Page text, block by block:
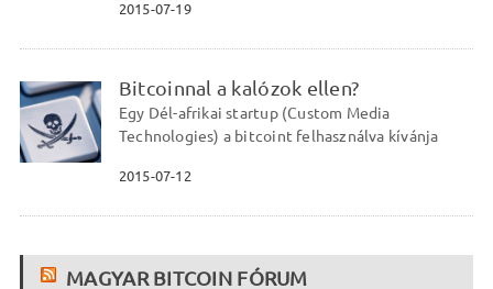
2015-07-19
Bitcoinnal a kalózok ellen?
Egy Dél-afrikai startup (Custom Media
Technologies) a bitcoint felhasználva kívánja
2015-07-12
MAGYAR BITCOIN FÓRUM